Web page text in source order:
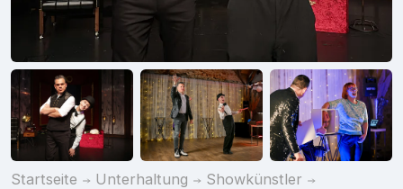
Startseite Unterhaltung
Showkünstler